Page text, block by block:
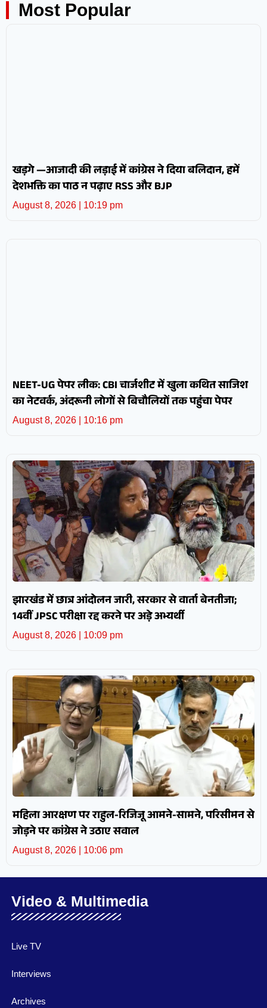
Most Popular
खड़गे —आजादी की लड़ाई में कांग्रेस ने दिया बलिदान, हमें
देशभक्ति का पाठ न पढ़ाए RSS और BJP
August 8, 2026 10:19 pm
NEET-UG पेपर लीक: CBI चार्जशीट में खुला कथित साजिश
का नेटवर्क, अंदरूनी लोगों से बिचौलियों तक पहुंचा पेपर
August 8, 2026 10:16 pm
झारखंड में छात्र आंदोलन जारी, सरकार से वार्ता बेनतीजा;
14वीं JPSC परीक्षा रद्द करने पर अड़े अभ्यर्थी
August 8, 2026 10:09 pm
महिला आरक्षण पर राहुल-रिजिजू आमने-सामने, परिसीमन से
जोड़ने पर कांग्रेस ने उठाए सवाल
August 8, 2026 10:06 pm
Video & Multimedia
Live TV
Interviews
Archives